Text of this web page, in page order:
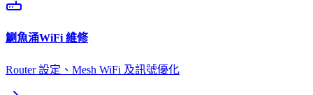
鰂魚涌WiFi 維修
Router 設定、Mesh WiFi 及訊號優化